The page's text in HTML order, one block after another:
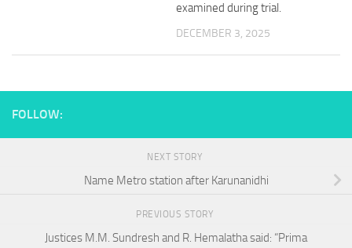
examined during trial.
DECEMBER 3, 2025
FOLLOW:
NEXT STORY
Name Metro station after Karunanidhi
PREVIOUS STORY
Justices M.M. Sundresh and R. Hemalatha said: “Prima